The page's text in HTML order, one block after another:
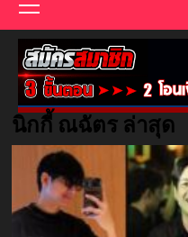
Menu
นิกกี้ ณฉัตร ล่าสุด